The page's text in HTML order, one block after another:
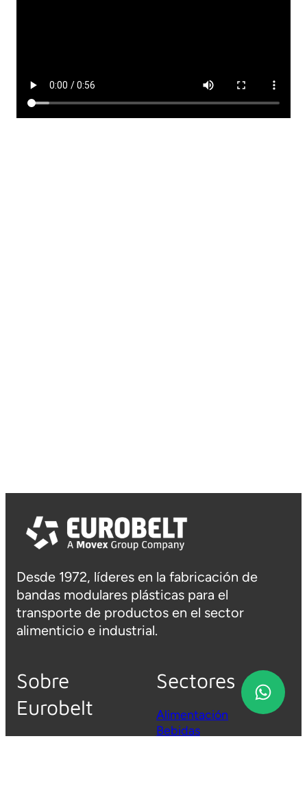
Desde 1972, líderes en la fabricación de
bandas modulares plásticas para el
transporte de productos en el sector
alimenticio e industrial.
Sobre
Eurobelt
Quienes somos
Sectores
Alimentación
Bebidas